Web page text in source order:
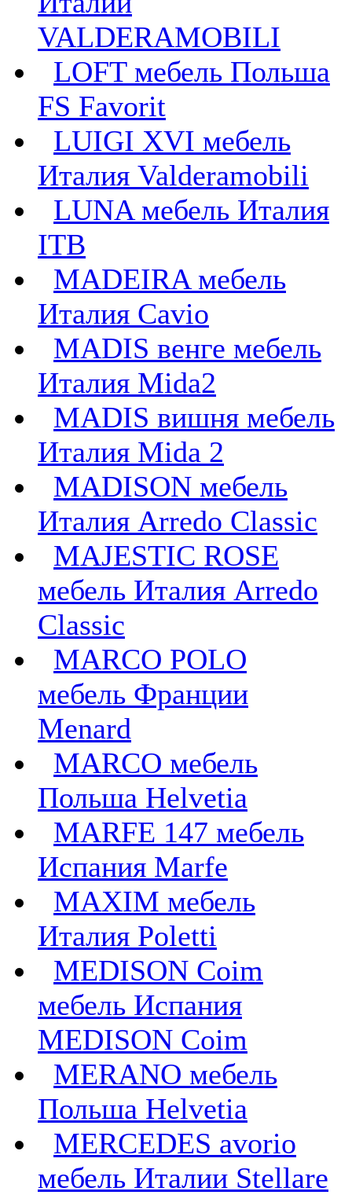
VALDERAMOBILI
LOFT мебель Польша
FS Favorit
LUIGI XVI мебель
Италия Valderamobili
LUNA мебель Италия
ITB
MADEIRA мебель
Италия Cavio
MADIS венге мебель
Италия Mida2
MADIS вишня мебель
Италия Mida 2
MADISON мебель
Италия Arredo Classic
MAJESTIC ROSE
мебель Италия Arredo
Classic
MARCO POLO
мебель Франции
Menard
MARCO мебель
Польша Helvetia
MARFE 147 мебель
Испания Marfe
MAXIM мебель
Италия Poletti
MEDISON Coim
мебель Испания
MEDISON Coim
MERANO мебель
Польша Helvetia
MERCEDES avorio
мебель Италии Stellare